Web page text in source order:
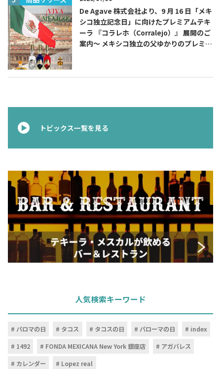
De Agave 株式会社より、9 月 16 日「メキ
シコ独立記念日」に向けたプレミアムテキ
ーラ 『コラレホ（Corralejo）』 展開のご
案内〜 メキシコ独立の父ゆかりのプレミア
トピックス一覧を見る
人気検索キーワード
パロマの日 タコス タコスの日 パローマの日
index
1492
FONDA MEXICANA New York 銀座店
アガバレス
カレンダー
Lopez real